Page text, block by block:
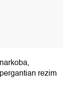
rezim